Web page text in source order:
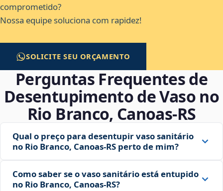
comprometido?
Nossa equipe soluciona com rapidez!
SOLICITE SEU ORÇAMENTO
Perguntas Frequentes de
Desentupimento de Vaso no
Rio Branco, Canoas‑RS
Qual o preço para desentupir vaso sanitário
no Rio Branco, Canoas‑RS perto de mim?
Como saber se o vaso sanitário está entupido
no Rio Branco, Canoas‑RS?